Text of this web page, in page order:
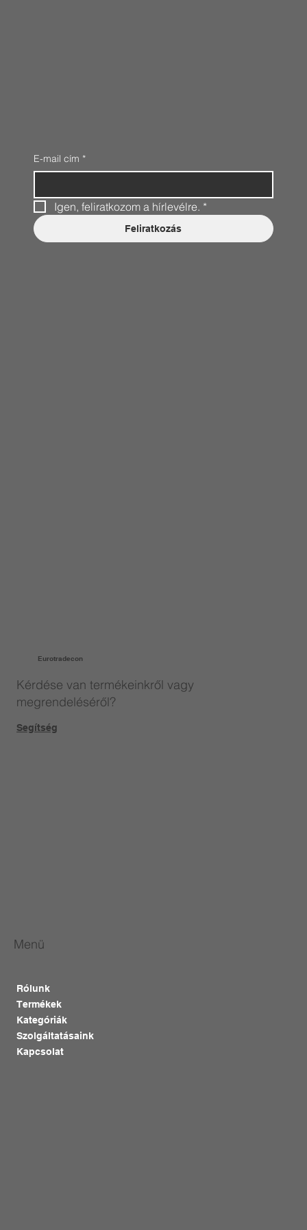
Eurotradecon
Kérdése van termékeinkről vagy
megrendeléséről?
Segítség
E-mail cím *
Igen, feliratkozom a hírlevélre. *
Feliratkozás
Menü
Rólunk
Termékek
Kategóriák
Szolgáltatásaink
Kapcsolat